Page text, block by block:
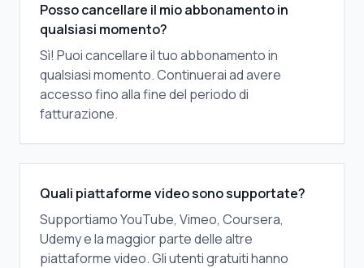
Posso cancellare il mio abbonamento in
qualsiasi momento?
Sì! Puoi cancellare il tuo abbonamento in
qualsiasi momento. Continuerai ad avere
accesso fino alla fine del periodo di
fatturazione.
Quali piattaforme video sono supportate?
Supportiamo YouTube, Vimeo, Coursera,
Udemy e la maggior parte delle altre
piattaforme video. Gli utenti gratuiti hanno